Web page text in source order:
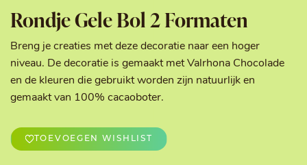
Rondje Gele Bol 2 Formaten
Breng je creaties met deze decoratie naar een hoger
niveau. De decoratie is gemaakt met Valrhona Chocolade
en de kleuren die gebruikt worden zijn natuurlijk en
gemaakt van 100% cacaoboter.
TOEVOEGEN WISHLIST